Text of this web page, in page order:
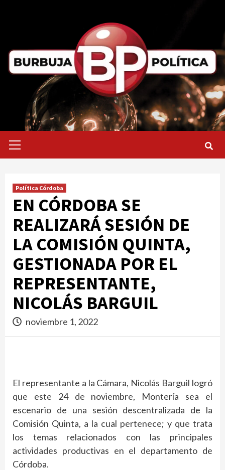
primario
Política Córdoba
EN CÓRDOBA SE
REALIZARÁ SESIÓN DE
LA COMISIÓN QUINTA,
GESTIONADA POR EL
REPRESENTANTE,
NICOLÁS BARGUIL
noviembre 1, 2022
El representante a la Cámara, Nicolás Barguil logró
que este 24 de noviembre, Montería sea el
escenario de una sesión descentralizada de la
Comisión Quinta, a la cual pertenece; y que trata
los temas relacionados con las principales
actividades productivas en el departamento de
Córdoba.